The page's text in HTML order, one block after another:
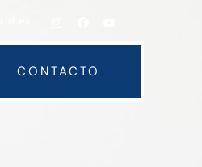
CONTACTO